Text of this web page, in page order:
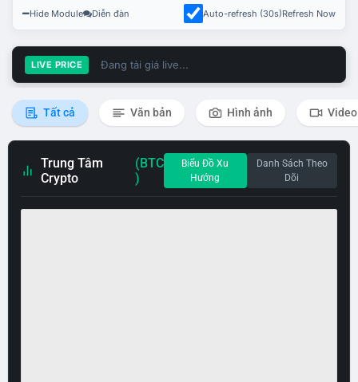
Hide Module Diễn đàn Auto-refresh (30s)Refresh Now
LIVE PRICE Đang tải giá live...
Tất cả Văn bản Hình ảnh Video
Trung Tâm
Crypto
(BTC
)
Biểu Đồ Xu
Hướng
Danh Sách Theo
Dõi